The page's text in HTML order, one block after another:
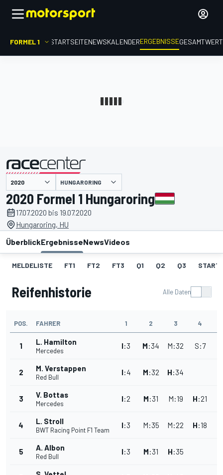
FORMEL 1 STARTSEITENEWSKALENDERERGEBNISSE
HUNGARORING
2020 Formel 1 Hungaroring
17.07.2020 bis 19.07.2020
Hungaroring, HU
ÜberblickErgebnisseNewsVideos
MELDELISTE FT1 FT2 FT3 Q1 Q2 Q3
Reifenhistorie Alle Daten
POS. FAHRER 1 2 3 4
1 L. Hamilton
Mercedes
I:3 M:34 M:32 S:7
2 M. Verstappen
Red Bull
I:4 M:32 H:34
3 V. Bottas
Mercedes
I:2 M:31 M:19 H:21
4 L. Stroll
BWT Racing Point F1 Team
I:3 M:35 M:22 H:18
5 A. Albon
Red Bull
I:3 M:31 H:35